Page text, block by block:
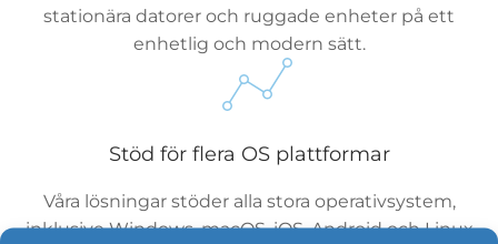
stationära datorer och ruggade enheter på ett
enhetlig och modern sätt.
Stöd för flera OS plattformar
Våra lösningar stöder alla stora operativsystem,
inklusive Windows, macOS, iOS, Android och Linux